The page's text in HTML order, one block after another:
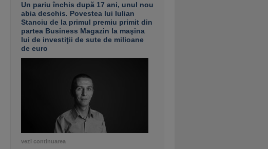
Un pariu închis după 17 ani, unul nou
abia deschis. Povestea lui Iulian
Stanciu de la primul premiu primit din
partea Business Magazin la maşina
lui de investiţii de sute de milioane
de euro
vezi continuarea